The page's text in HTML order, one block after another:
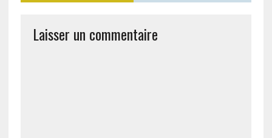
Laisser un commentaire